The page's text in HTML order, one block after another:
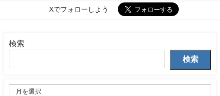
Xでフォローしよう
検索
検索